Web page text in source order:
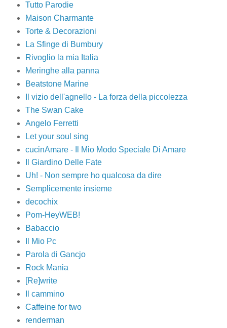
Tutto Parodie
Maison Charmante
Torte & Decorazioni
La Sfinge di Bumbury
Rivoglio la mia Italia
Meringhe alla panna
Beatstone Marine
Il vizio dell'agnello - La forza della piccolezza
The Swan Cake
Angelo Ferretti
Let your soul sing
cucinAmare - Il Mio Modo Speciale Di Amare
Il Giardino Delle Fate
Uh! - Non sempre ho qualcosa da dire
Semplicemente insieme
decochix
Pom-HeyWEB!
Babaccio
Il Mio Pc
Parola di Gancjo
Rock Mania
[Re]write
Il cammino
Caffeine for two
renderman